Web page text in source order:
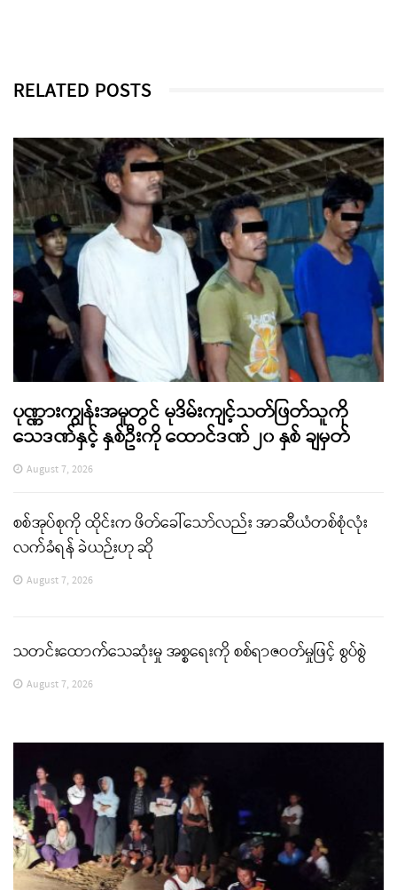
RELATED POSTS
ပုဏ္ဏားကျွန်းအမှုတွင် မုဒိမ်းကျင့်သတ်ဖြတ်သူကို
သေဒဏ်နှင့် နှစ်ဦးကို ထောင်ဒဏ် ၂၀ နှစ် ချမှတ်
August 7, 2026
စစ်အုပ်စုကို ထိုင်းက ဖိတ်ခေါ်သော်လည်း အာဆီယံတစ်စုံလုံး
လက်ခံရန် ခဲယဉ်းဟု ဆို
August 7, 2026
သတင်းထောက်သေဆုံးမှု အစ္စရေးကို စစ်ရာဇဝတ်မှုဖြင့် စွပ်စွဲ
August 7, 2026